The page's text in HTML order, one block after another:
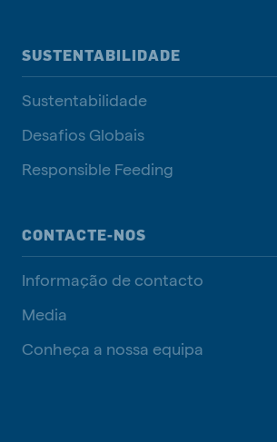
SUSTENTABILIDADE
Sustentabilidade
Desafios Globais
Responsible Feeding
CONTACTE-NOS
Informação de contacto
Media
Conheça a nossa equipa